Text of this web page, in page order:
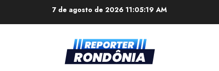
7 de agosto de 2026 11:05:19 AM